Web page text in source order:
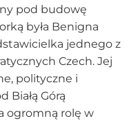
pod budowę
była Benigna
jednego z
Czech. Jej
polityczne i
Białą Górą
ogromną rolę w